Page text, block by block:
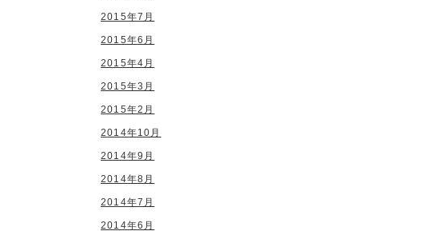
2015年7月
2015年6月
2015年4月
2015年3月
2015年2月
2014年10月
2014年9月
2014年8月
2014年7月
2014年6月